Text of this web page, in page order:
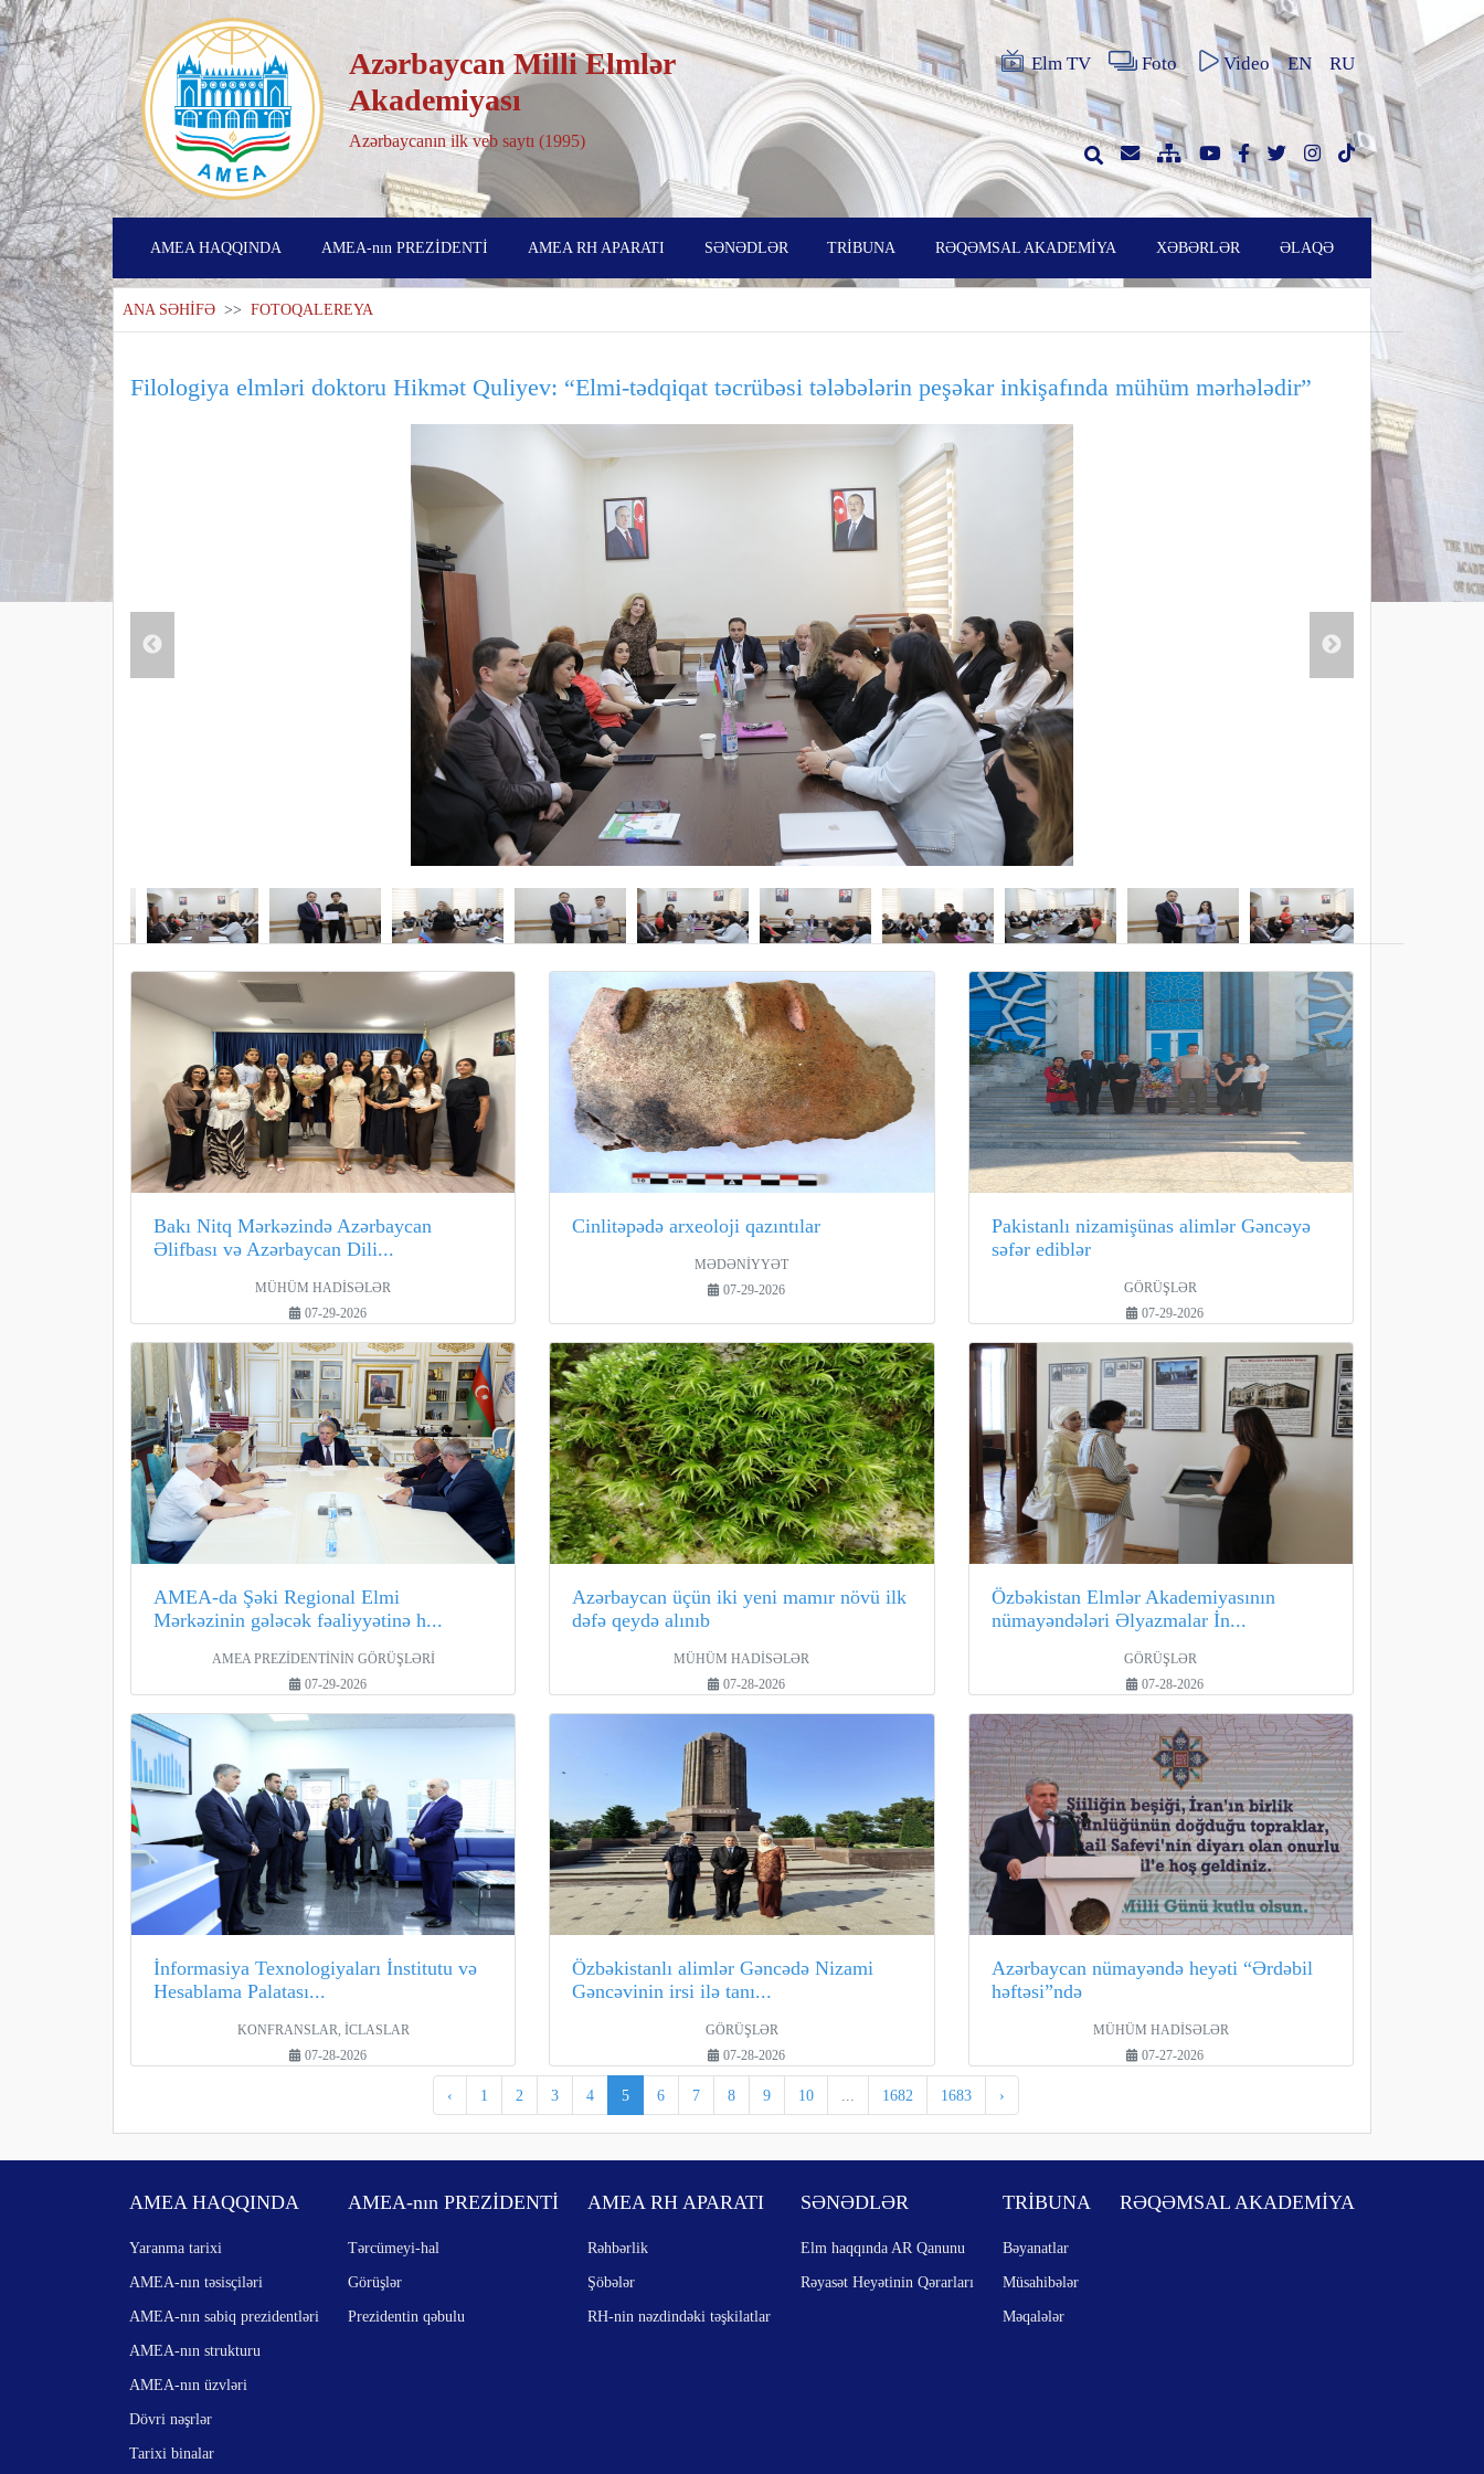
Azərbaycan Milli Elmlər
Akademiyası
Azərbaycanın ilk veb saytı (1995)
Elm TV Foto Video EN RU
AMEA HAQQINDA AMEA-nın PREZİDENTİ AMEA RH APARATI SƏNƏDLƏR TRİBUNA RƏQƏMSAL AKADEMİYA XƏBƏRLƏR ƏLAQƏ
ANA SƏHİFƏ >> FOTOQALEREYA
Filologiya elmləri doktoru Hikmət Quliyev: “Elmi-tədqiqat təcrübəsi tələbələrin peşəkar inkişafında mühüm mərhələdir”
Bakı Nitq Mərkəzində Azərbaycan
Əlifbası və Azərbaycan Dili...
MÜHÜM HADİSƏLƏR
07-29-2026
Cinlitəpədə arxeoloji qazıntılar
MƏDƏNİYYƏT
07-29-2026
Pakistanlı nizamişünas alimlər Gəncəyə
səfər ediblər
GÖRÜŞLƏR
07-29-2026
AMEA-da Şəki Regional Elmi
Mərkəzinin gələcək fəaliyyətinə h...
AMEA PREZİDENTİNİN GÖRÜŞLƏRİ
07-29-2026
Azərbaycan üçün iki yeni mamır növü ilk
dəfə qeydə alınıb
MÜHÜM HADİSƏLƏR
07-28-2026
Özbəkistan Elmlər Akademiyasının
nümayəndələri Əlyazmalar İn...
GÖRÜŞLƏR
07-28-2026
İnformasiya Texnologiyaları İnstitutu və
Hesablama Palatası...
KONFRANSLAR, İCLASLAR
07-28-2026
Özbəkistanlı alimlər Gəncədə Nizami
Gəncəvinin irsi ilə tanı...
GÖRÜŞLƏR
07-28-2026
Azərbaycan nümayəndə heyəti “Ərdəbil
həftəsi”ndə
MÜHÜM HADİSƏLƏR
07-27-2026
‹ 1 2 3 4 5 6 7 8 9 10 1682 1683 ›
AMEA HAQQINDA
Yaranma tarixi
AMEA-nın təsisçiləri
AMEA-nın sabiq prezidentləri
AMEA-nın strukturu
AMEA-nın üzvləri
Dövri nəşrlər
Tarixi binalar
AMEA-nın PREZİDENTİ
Tərcümeyi-hal
Görüşlər
Prezidentin qəbulu
AMEA RH APARATI
Rəhbərlik
Şöbələr
RH-nin nəzdindəki təşkilatlar
SƏNƏDLƏR
Elm haqqında AR Qanunu
Rəyasət Heyətinin Qərarları
TRİBUNA
Bəyanatlar
Müsahibələr
Məqalələr
RƏQƏMSAL AKADEMİYA